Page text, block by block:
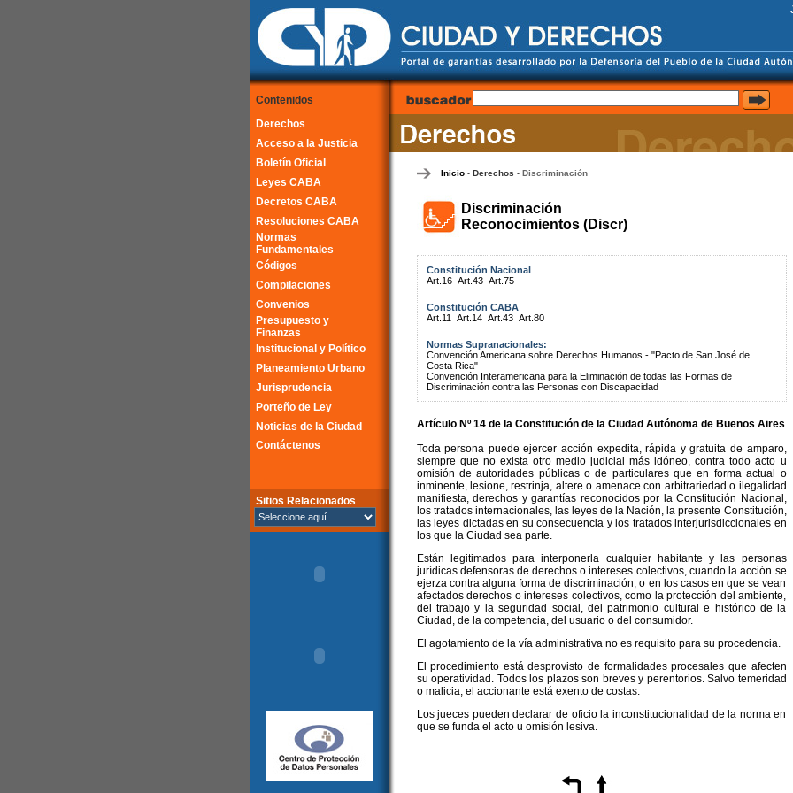
Contenidos
Derechos
Acceso a la Justicia
Boletín Oficial
Leyes CABA
Decretos CABA
Resoluciones CABA
Normas
Fundamentales
Códigos
Compilaciones
Convenios
Presupuesto y
Finanzas
Institucional y Político
Planeamiento Urbano
Jurisprudencia
Porteño de Ley
Noticias de la Ciudad
Contáctenos
Sitios Relacionados
Inicio- Derechos - Discriminación
Discriminación
Reconocimientos (Discr)
Constitución Nacional
Art.16 Art.43 Art.75
Constitución CABA
Art.11
Art.14 Art.43 Art.80
Normas Supranacionales:
Convención Americana sobre Derechos Humanos - "Pacto de San José de
Costa Rica"
Convención Interamericana para la Eliminación de todas las Formas de
Discriminación contra las Personas con Discapacidad
Artículo Nº 14 de la Constituciónde la Ciudad Autónoma de Buenos Aires
Toda persona puede ejercer acción expedita, rápida y gratuita de amparo,
siempre que no exista otro medio judicial más idóneo, contra todo acto u
omisión de autoridades públicas o de particulares que en forma actual o
inminente, lesione, restrinja, altere o amenace con arbitrariedad o ilegalidad
manifiesta, derechos y garantías reconocidos por la Constitución Nacional,
los tratados internacionales, las leyes de la Nación, la presente Constitución,
las leyes dictadas en su consecuencia y los tratados interjurisdiccionales en
los que la Ciudad sea parte.
Están legitimados para interponerla cualquier habitante y las personas
jurídicas defensoras de derechos o intereses colectivos, cuando la acción se
ejerza contra alguna forma de discriminación, o en los casos en que se vean
afectados derechos o intereses colectivos, como la protección del ambiente,
del trabajo y la seguridad social, del patrimonio cultural e histórico de la
Ciudad, de la competencia, del usuario o del consumidor.
El agotamiento de la vía administrativa no es requisito para su procedencia.
El procedimiento está desprovisto de formalidades procesales que afecten
su operatividad. Todos los plazos son breves y perentorios. Salvo temeridad
o malicia, el accionante está exento de costas.
Los jueces pueden declarar de oficio la inconstitucionalidad de la norma en
que se funda el acto u omisión lesiva.